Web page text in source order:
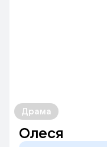
Драма
Олеся